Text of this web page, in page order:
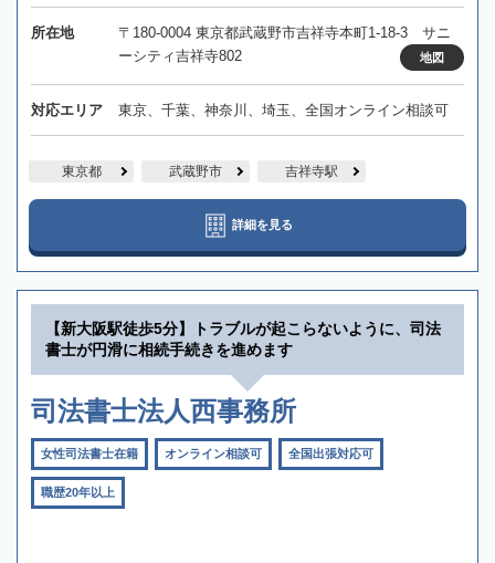
所在地
〒180-0004 東京都武蔵野市吉祥寺本町1-18-3 サニ
ーシティ吉祥寺802
地図
対応エリア 東京、千葉、神奈川、埼玉、全国オンライン相談可
東京都 武蔵野市 吉祥寺駅
詳細を見る
【新大阪駅徒歩5分】トラブルが起こらないように、司法
書士が円滑に相続手続きを進めます
司法書士法人西事務所
女性司法書士在籍 オンライン相談可 全国出張対応可
職歴20年以上